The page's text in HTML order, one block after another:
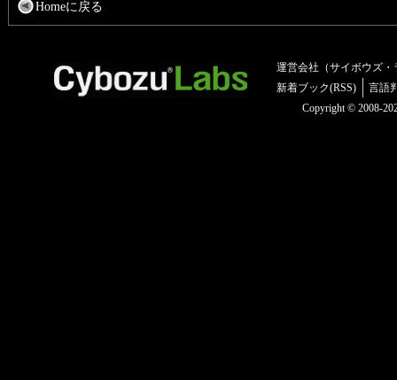
Homeに戻る
運営会社（サイボウズ・
新着ブック(RSS)
言語
Copyright © 2008-